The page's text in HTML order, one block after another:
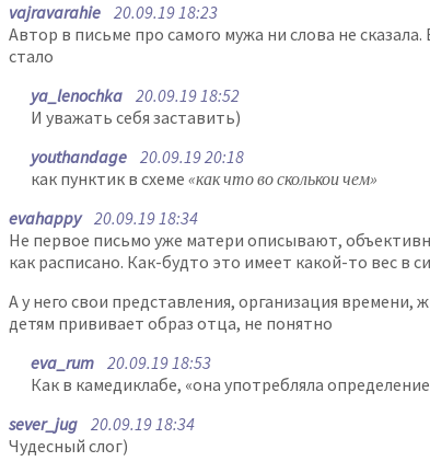
vajravarahie 20.09.19 18:23
Автор в письме про самого мужа ни слова не
стало
ya_lenochka 20.09.19 18:52
И уважать себя заставить)
youthandage 20.09.19 20:18
как пунктик в схеме «как что во сколькои чем»
evahappy20.09.19 18:34
Не первое письмо уже матери описывают,
как расписано. Как-будто это имеет какой-то вес в
А у него свои представления, организация времени,
детям прививает образ отца, не понятно
eva_rum 20.09.19 18:53
Как в камедиклабе, «она употребляла
sever_jug 20.09.19 18:34
Чудесный слог)